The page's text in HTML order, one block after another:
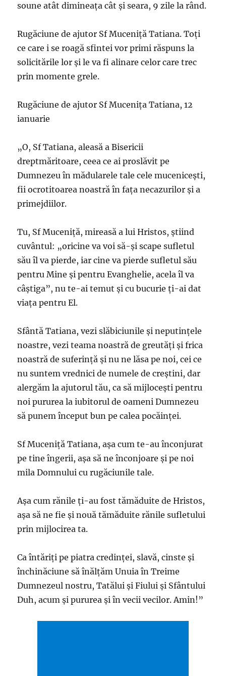
soune atât dimineața cât și seara, 9 zile la rând.
Rugăciune de ajutor Sf Muceniță Tatiana. Toți
ce care i se roagă sfintei vor primi răspuns la
solicitările lor și le va fi alinare celor care trec
prin momente grele.
Rugăciune de ajutor Sf Mucenița Tatiana, 12
ianuarie
„O, Sf Tatiana, aleasă a Bisericii
dreptmăritoare, ceea ce ai proslăvit pe
Dumnezeu în mădularele tale cele muceniceşti,
fii ocrotitoarea noastră în faţa necazurilor şi a
primejdiilor.
Tu, Sf Muceniţă, mireasă a lui Hristos, ştiind
cuvântul: „oricine va voi să-şi scape sufletul
său îl va pierde, iar cine va pierde sufletul său
pentru Mine şi pentru Evanghelie, acela îl va
câştiga”, nu te-ai temut şi cu bucurie ţi-ai dat
viaţa pentru El.
Sfântă Tatiana, vezi slăbiciunile şi neputinţele
noastre, vezi teama noastră de greutăţi şi frica
noastră de suferinţă şi nu ne lăsa pe noi, cei ce
nu suntem vrednici de numele de creştini, dar
alergăm la ajutorul tău, ca să mijloceşti pentru
noi pururea la iubitorul de oameni Dumnezeu
să punem început bun pe calea pocăinţei.
Sf Muceniţă Tatiana, aşa cum te-au înconjurat
pe tine îngerii, aşa să ne înconjoare şi pe noi
mila Domnului cu rugăciunile tale.
Aşa cum rănile ţi-au fost tămăduite de Hristos,
aşa să ne fie şi nouă tămăduite rănile sufletului
prin mijlocirea ta.
Ca întăriţi pe piatra credinţei, slavă, cinste şi
închinăciune să înălţăm Unuia în Treime
Dumnezeul nostru, Tatălui şi Fiului şi Sfântului
Duh, acum şi pururea şi în vecii vecilor. Amin!”